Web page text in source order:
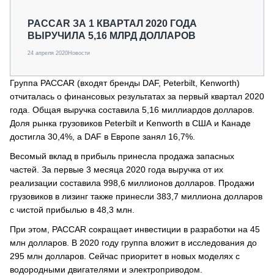
О ПРОЕКТЕ
PACCAR ЗА 1 КВАРТАЛ 2020 ГОДА
ВЫРУЧИЛА 5,16 МЛРД ДОЛЛАРОВ
24 апреля 2020Новости
Группа PACCAR (входят бренды DAF, Peterbilt, Kenworth)
отчиталась о финансовых результатах за первый квартал 2020
года. Общая выручка составила 5,16 миллиардов долларов.
Доля рынка грузовиков Peterbilt и Kenworth в США и Канаде
достигла 30,4%, а DAF в Европе занял 16,7%.
Весомый вклад в прибыль принесла продажа запасных
частей. За первые 3 месяца 2020 года выручка от их
реализации составила 998,6 миллионов долларов. Продажи
грузовиков в лизинг также принесли 383,7 миллиона долларов
с чистой прибылью в 48,3 млн.
При этом, PACCAR сокращает инвестиции в разработки на 45
млн долларов. В 2020 году группа вложит в исследования до
295 млн долларов. Сейчас приоритет в новых моделях с
водородными двигателями и электроприводом.